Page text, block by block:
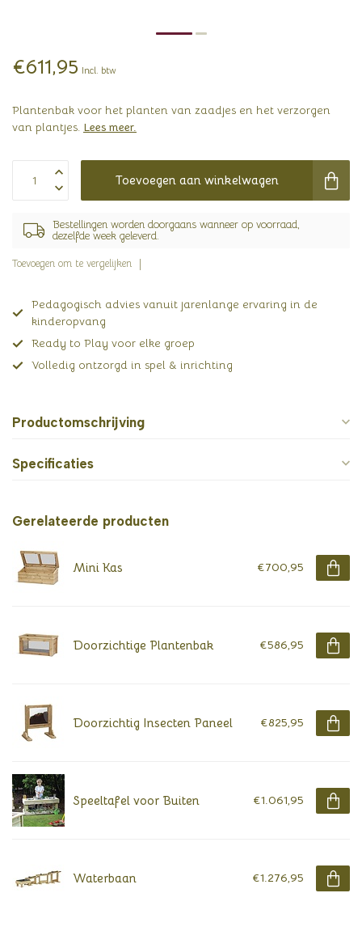
€611,95 Incl. btw
Plantenbak voor het planten van zaadjes en het verzorgen
van plantjes. Lees meer.
Toevoegen aan winkelwagen
Bestellingen worden doorgaans wanneer op voorraad,
dezelfde week geleverd.
Toevoegen om te vergelijken
Pedagogisch advies vanuit jarenlange ervaring in de
kinderopvang
Ready to Play voor elke groep
Volledig ontzorgd in spel & inrichting
Productomschrijving
Specificaties
Gerelateerde producten
Mini Kas €700,95
Doorzichtige Plantenbak €586,95
Doorzichtig Insecten Paneel €825,95
Speeltafel voor Buiten €1.061,95
Waterbaan €1.276,95